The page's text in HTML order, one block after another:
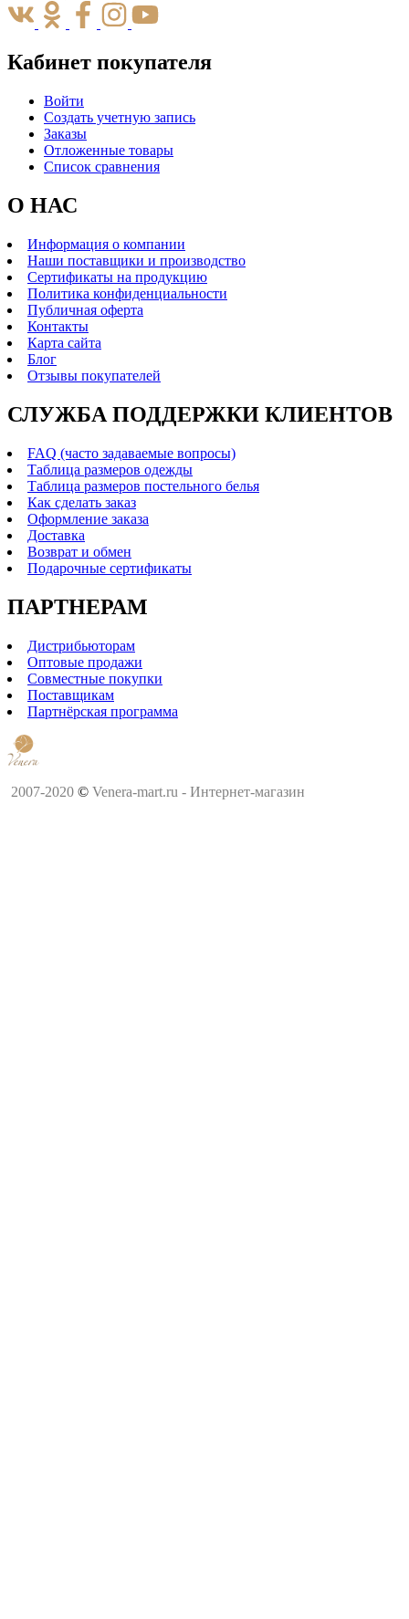
Кабинет покупателя
Войти
Создать учетную запись
Заказы
Отложенные товары
Список сравнения
О НАС
Информация о компании
Наши поставщики и производство
Сертификаты на продукцию
Политика конфиденциальности
Публичная оферта
Контакты
Карта сайта
Блог
Отзывы покупателей
СЛУЖБА ПОДДЕРЖКИ КЛИЕНТОВ
FAQ (часто задаваемые вопросы)
Таблица размеров одежды
Таблица размеров постельного белья
Как сделать заказ
Оформление заказа
Доставка
Возврат и обмен
Подарочные сертификаты
ПАРТНЕРАМ
Дистрибьюторам
Оптовые продажи
Совместные покупки
Поставщикам
Партнёрская программа
2007-2020 © Venera-mart.ru - Интернет-магазин